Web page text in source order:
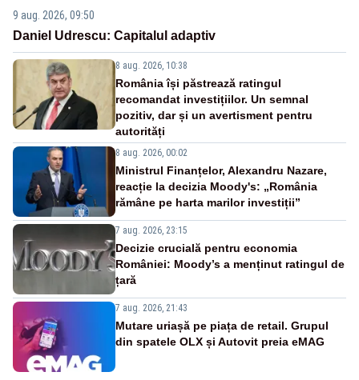
9 aug. 2026, 09:50
Daniel Udrescu: Capitalul adaptiv
8 aug. 2026, 10:38
România își păstrează ratingul
recomandat investițiilor. Un semnal
pozitiv, dar și un avertisment pentru
autorități
8 aug. 2026, 00:02
Ministrul Finanțelor, Alexandru Nazare,
reacție la decizia Moody's: „România
rămâne pe harta marilor investiții”
7 aug. 2026, 23:15
Decizie crucială pentru economia
României: Moody’s a menținut ratingul de
țară
7 aug. 2026, 21:43
Mutare uriașă pe piața de retail. Grupul
din spatele OLX și Autovit preia eMAG